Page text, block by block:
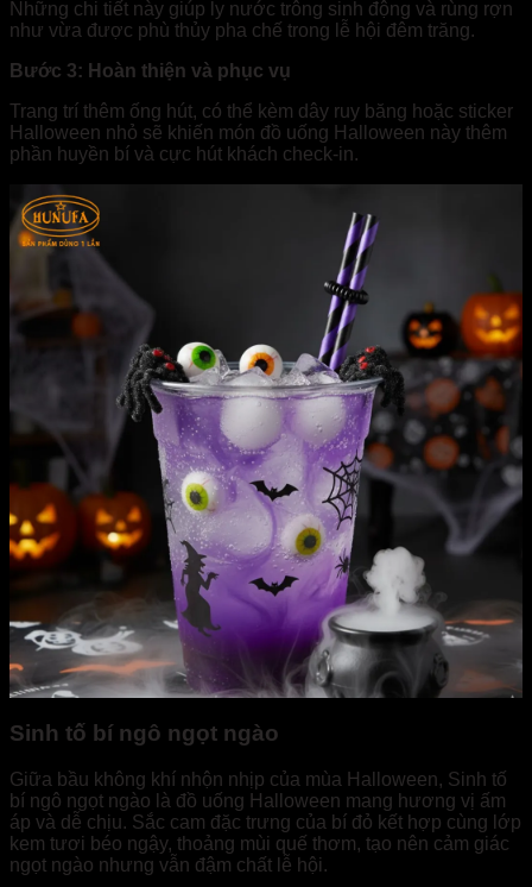
Những chi tiết này giúp ly nước trông sinh động và rùng rợn
như vừa được phù thủy pha chế trong lễ hội đêm trăng.
Bước 3: Hoàn thiện và phục vụ
Trang trí thêm ống hút, có thể kèm dây ruy băng hoặc sticker
Halloween nhỏ sẽ khiến món đồ uống Halloween này thêm
phần huyền bí và cực hút khách check-in.
Sinh tố bí ngô ngọt ngào
Giữa bầu không khí nhộn nhịp của mùa Halloween, Sinh tố
bí ngô ngọt ngào là đồ uống Halloween mang hương vị ấm
áp và dễ chịu. Sắc cam đặc trưng của bí đỏ kết hợp cùng lớp
kem tươi béo ngậy, thoảng mùi quế thơm, tạo nên cảm giác
ngọt ngào nhưng vẫn đậm chất lễ hội.